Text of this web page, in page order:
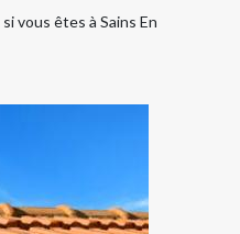
vous êtes à Sains En